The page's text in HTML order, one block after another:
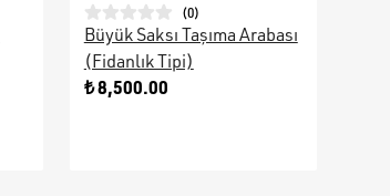
(0)
Büyük Saksı Taşıma Arabası
(Fidanlık Tipi)
₺ 8,500.00